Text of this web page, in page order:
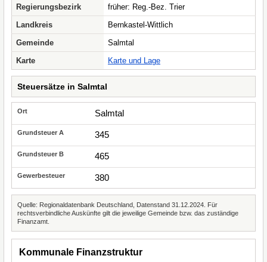
Regierungsbezirk
früher: Reg.-Bez. Trier
Landkreis
Bernkastel-Wittlich
Gemeinde
Salmtal
Karte
Karte und Lage
Steuersätze in Salmtal
Salmtal
345
465
380
Quelle: Regionaldatenbank Deutschland, Datenstand 31.12.2024. Für
rechtsverbindliche Auskünfte gilt die jeweilige Gemeinde bzw. das zuständige
Finanzamt.
Kommunale Finanzstruktur